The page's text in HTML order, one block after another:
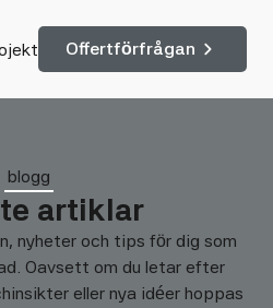
Offertförfrågan
blogg
artiklar
nyheter och tips för dig som
Oavsett om du letar efter
eller nya idéer hoppas